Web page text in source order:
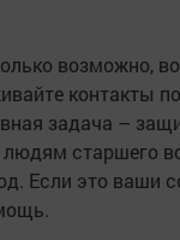
возможно,
контакты
задача –
старшего
Если это ваши